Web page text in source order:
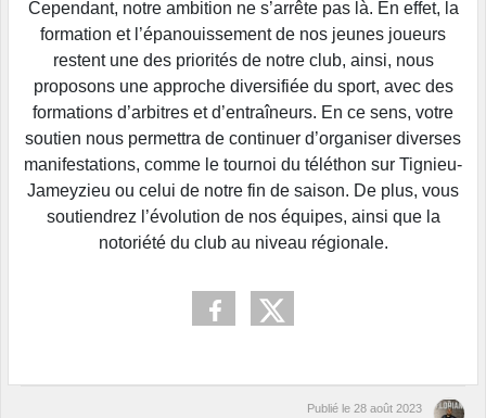
Cependant, notre ambition ne s’arrête pas là. En effet, la
formation et l’épanouissement de nos jeunes joueurs
restent une des priorités de notre club, ainsi, nous
proposons une approche diversifiée du sport, avec des
formations d’arbitres et d’entraîneurs. En ce sens, votre
soutien nous permettra de continuer d’organiser diverses
manifestations, comme le tournoi du téléthon sur Tignieu-
Jameyzieu ou celui de notre fin de saison. De plus, vous
soutiendrez l’évolution de nos équipes, ainsi que la
notoriété du club au niveau régionale.
Publié le 28 août 2023